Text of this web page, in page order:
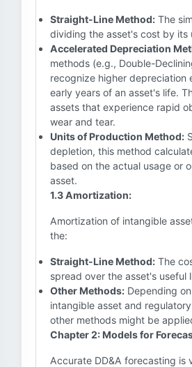
Straight-Line Method: The
dividing the asset's cost by its
Accelerated Depreciation
methods (e.g., Double-
recognize higher depreciation
early years of an asset's life.
assets that experience rapid
wear and tear.
Units of Production Method:
depletion, this method
based on the actual usage or
asset.
1.3 Amortization:
Amortization of intangible
the:
Straight-Line Method: The
spread over the asset's useful
Other Methods: Depending
intangible asset and
other methods might be
Chapter 2: Models for
Accurate DD&A forecasting is